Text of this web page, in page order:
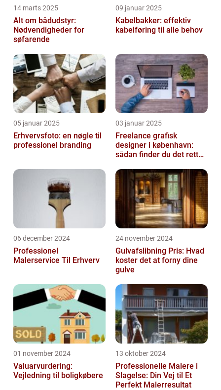
14 marts 2025
Alt om bådudstyr:
Nødvendigheder for
søfarende
09 januar 2025
Kabelbakker: effektiv
kabelføring til alle behov
05 januar 2025
Erhvervsfoto: en nøgle til
professionel branding
03 januar 2025
Freelance grafisk
designer i københavn:
sådan finder du det rette
06 december 2024
Professionel
Malerservice Til Erhverv
24 november 2024
Gulvafslibning Pris: Hvad
koster det at forny dine
gulve
01 november 2024
Valuarvurdering:
Vejledning til boligkøbere
13 oktober 2024
Professionelle Malere i
Slagelse: Din Vej til Et
Perfekt Malerresultat